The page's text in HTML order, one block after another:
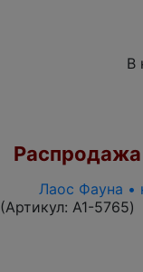
В
Распродажа
Лаос Фауна •
(Артикул: A1-5765)